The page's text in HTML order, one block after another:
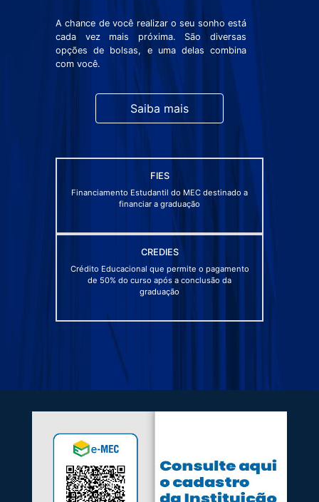
A chance de você realizar o seu sonho está
cada vez mais próxima. São diversas
opções de bolsas, e uma delas combina
com você.
Saiba mais
FIES
Financiamento Estudantil do MEC destinado a
financiar a graduação
CREDIES
Crédito Educacional que permite o pagamento
de 50% do curso após a conclusão da
graduação